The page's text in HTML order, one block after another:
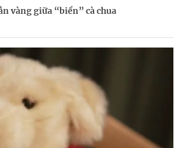
vàng giữa “biển” cà chua